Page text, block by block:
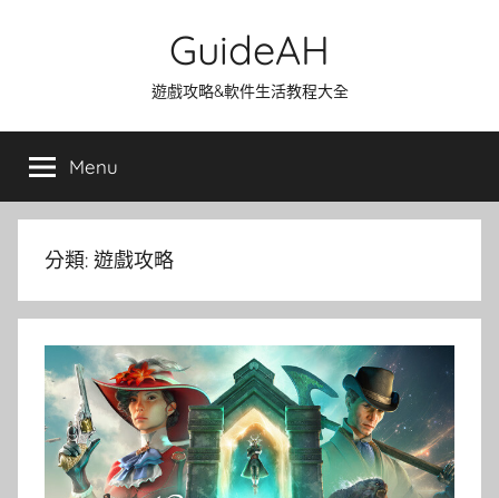
GuideAH
遊戲攻略&軟件生活教程大全
Menu
分類: 遊戲攻略